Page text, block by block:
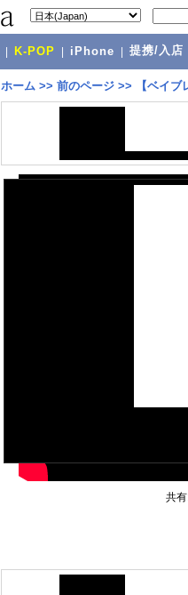
K-POP iPhone 提携/入店
ホーム >> 前のページ >> 【ベイ
共